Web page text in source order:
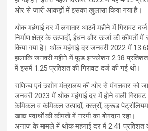
ओर से जारी आंकड़ों में इसका खुलासा किया गया है।
थोक महंगाई दर में लगातार आठवें महीने में गिरावट
निर्माण क्षेत्र के उत्पादों, ईंधन और ऊर्जा की कीमतों में
किया गया है। थोक महंगाई दर जनवरी 2022 में
हालांकि जनवरी महीने में फूड इन्फ्लेशन 2.38 प्रतिशत
में इसमें 1.25 प्रतिशत की गिरावट दर्ज की गई थी।
वाणिज्य एवं उद्योग मंत्रालय की ओर से मंगलवार को
जनवरी 2023 में थोक महंगाई दर में होने वाली
केमिकल व केमिकल उत्पादों, वस्त्रों, क्रूड
खाद्य पदार्थों की कीमतों में नरमी का योगदान रहा।
अनाज के मामले में थोक महंगाई दर में 2.41 प्रतिशत